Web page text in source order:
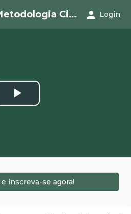
Introdução à Metodologia Científica person Login
Play
inscreva-se agora!